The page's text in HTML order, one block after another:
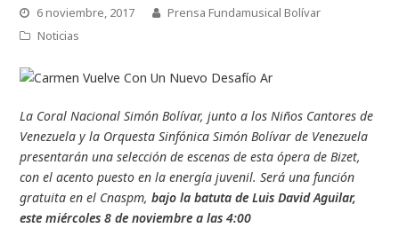
6 noviembre, 2017
Prensa Fundamusical Bolívar
Noticias
La Coral Nacional Simón Bolívar, junto a los Niños Cantores de
Venezuela y la Orquesta Sinfónica Simón Bolívar de Venezuela
presentarán una selección de escenas de esta ópera de Bizet,
con el acento puesto en la energía juvenil. Será una función
gratuita en el Cnaspm,bajo la batuta de Luis David Aguilar,
este miércoles 8 de noviembre a las 4:00